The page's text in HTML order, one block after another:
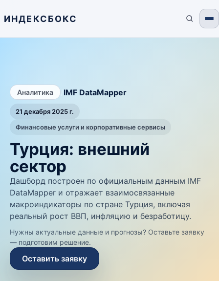
ИНДЕКСБОКС
Аналитика IMF DataMapper
21 декабря 2025 г.
Финансовые услуги и корпоративные сервисы
Турция: внешний
сектор
Дашборд построен по официальным данным IMF
DataMapper и отражает взаимосвязанные
макроиндикаторы по стране Турция, включая
реальный рост ВВП, инфляцию и безработицу.
Нужны актуальные данные и прогнозы? Оставьте заявку
— подготовим решение.
Оставить заявку